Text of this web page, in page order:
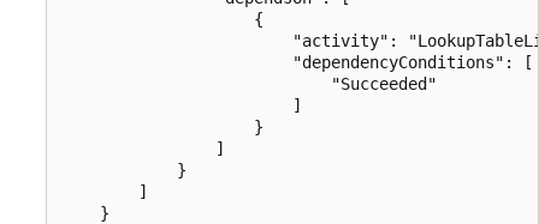
                    {
"activity":
                        "dependencyConditions": [
                            "Succeeded"
                        ]
                    }
                ]
            }
        ]
    }